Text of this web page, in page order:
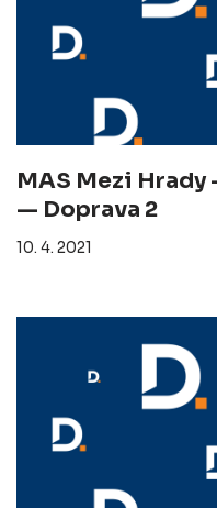
MAS Mezi Hrady
— Doprava 2
10. 4. 2021